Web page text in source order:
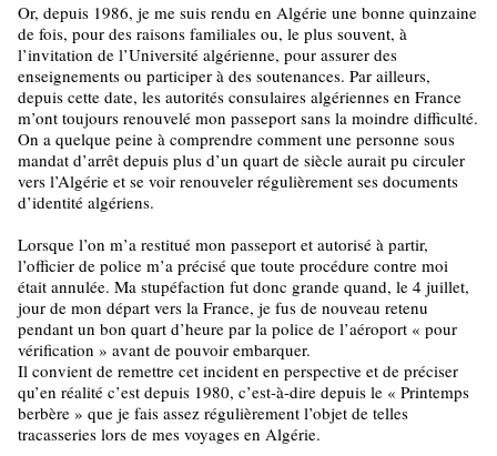
Or, depuis 1986, je me suis rendu en Algérie une bonne quinzaine
de fois, pour des raisons familiales ou, le plus souvent, à
l’invitation de l’Université algérienne, pour assurer des
enseignements ou participer à des soutenances. Par ailleurs,
depuis cette date, les autorités consulaires algériennes en France
m’ont toujours renouvelé mon passeport sans la moindre difficulté.
On a quelque peine à comprendre comment une personne sous
mandat d’arrêt depuis plus d’un quart de siècle aurait pu circuler
vers l’Algérie et se voir renouveler régulièrement ses documents
d’identité algériens.
Lorsque l’on m’a restitué mon passeport et autorisé à partir,
l’officier de police m’a précisé que toute procédure contre moi
était annulée. Ma stupéfaction fut donc grande quand, le 4 juillet,
jour de mon départ vers la France, je fus de nouveau retenu
pendant un bon quart d’heure par la police de l’aéroport « pour
vérification » avant de pouvoir embarquer.
Il convient de remettre cet incident en perspective et de préciser
qu’en réalité c’est depuis 1980, c’est-à-dire depuis le « Printemps
berbère » que je fais assez régulièrement l’objet de telles
tracasseries lors de mes voyages en Algérie.